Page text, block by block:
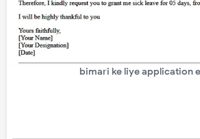
bimari ke liye application